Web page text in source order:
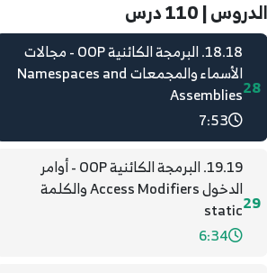
الدروس | 110 درس
28
18.18. البرمجة الكائنية OOP - مجالات
الأسماء والمجمعات Namespaces and
Assemblies
7:53
29
19.19. البرمجة الكائنية OOP - أوامر
الدخول Access Modifiers والكلمة
static
6:34